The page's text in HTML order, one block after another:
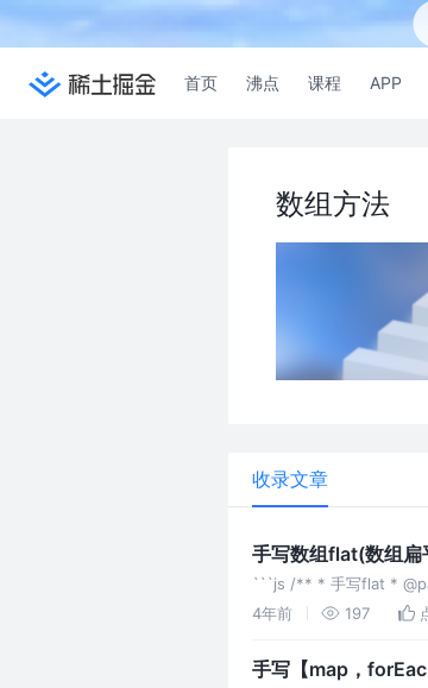
首页 沸点 课程 APP
数组方法
收录文章
手写数组flat(数组扁
```js /** * 手写flat *
4年前
197
手写【map，